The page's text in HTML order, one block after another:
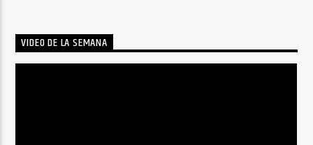
VIDEO DE LA SEMANA